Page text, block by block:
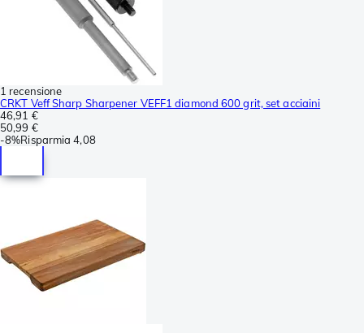
1 recensione
CRKT Veff Sharp Sharpener VEFF1 diamond 600 grit, set acciaini
46,91 €
50,99 €
-8%Risparmia 4,08